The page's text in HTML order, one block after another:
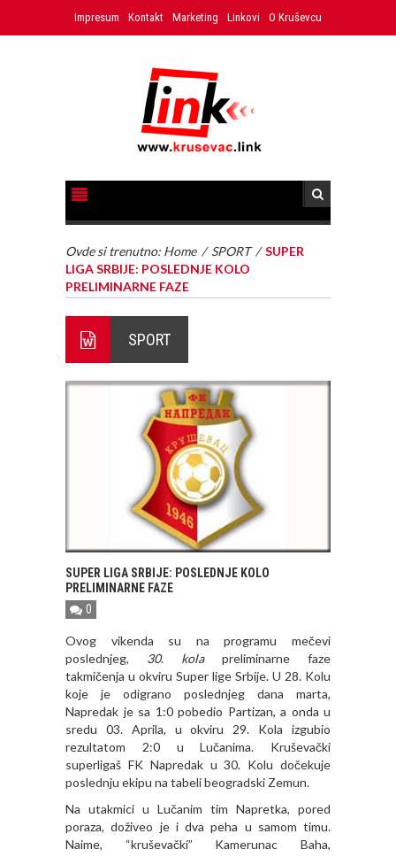
Impresum Kontakt Marketing Linkovi O Kruševcu
Ovde si trenutno: Home / SPORT /SUPER
LIGA SRBIJE: POSLEDNJE KOLO
PRELIMINARNE FAZE
SPORT
SUPER LIGA SRBIJE: POSLEDNJE KOLO
PRELIMINARNE FAZE
0
Ovog vikenda su na programu mečevi
poslednjeg, 30. kolapreliminarne faze
takmičenja u okviru Super lige Srbije. U 28. Kolu
koje je odigrano poslednjeg dana marta,
Napredak je sa 1:0 pobedio Partizan, a onda u
sredu 03. Aprila, u okviru 29. Kola izgubio
rezultatom 2:0 u Lučanima. Kruševački
superligaš FK Napredak u 30. Kolu dočekuje
poslednju ekipu na tabeli beogradski Zemun.
Na utakmici u Lučanim tim Napretka, pored
poraza, doživeo je i dva peha u samom timu.
Naime, “kruševački” Kamerunac Baha,